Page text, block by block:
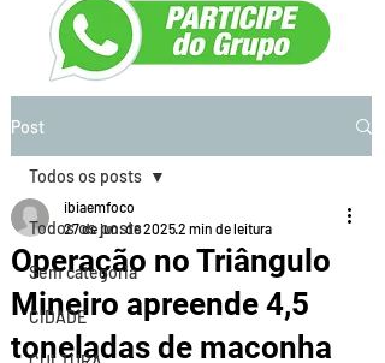
Post
Todos os posts
Sem categoria
CIDADE
Todos os posts
Operação no Triângulo
Mineiro apreende 4,5
toneladas de maconha
ibiaemfoco
27 de jun. de 20252 min de leitura